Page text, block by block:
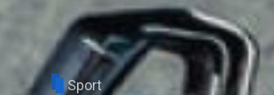
Sport